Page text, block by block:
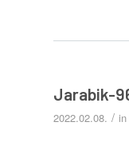
Jarabik-
2022.02.08. / in